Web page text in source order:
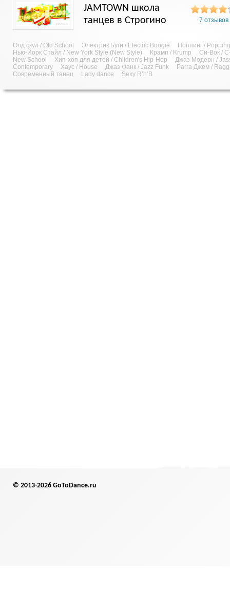
JAMTOWN школа
танцев в Строгино
7 отзывов
Олд скул / Old School Электрик Буги / Electric Boogie
Поппинг / Popping
Нью-Йорк Стайл / New York Style (New Style)
Крамп / Krump
Си-Вок /
New School
Хип-хоп для детей / Children's Hip-Hop
Джаз Модерн /
Contemporary
Хаус / House Джаз Фанк / Jazz Funk
Рагга Джем /
Современный танец
Lady dance Sexy R’n’B
© 2013-2026 GoToDance.ru